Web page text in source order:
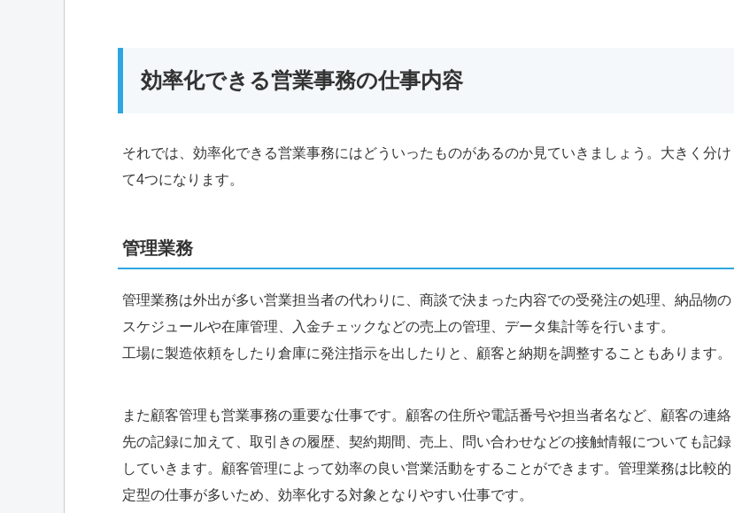
効率化できる営業事務の仕事内容
それでは、効率化できる営業事務にはどういったものがあるのか見ていきましょう。大きく分け
て4つになります。
管理業務
管理業務は外出が多い営業担当者の代わりに、商談で決まった内容での受発注の処理、納品物の
スケジュールや在庫管理、入金チェックなどの売上の管理、データ集計等を行います。
工場に製造依頼をしたり倉庫に発注指示を出したりと、顧客と納期を調整することもあります。
また顧客管理も営業事務の重要な仕事です。顧客の住所や電話番号や担当者名など、顧客の連絡
先の記録に加えて、取引きの履歴、契約期間、売上、問い合わせなどの接触情報についても記録
していきます。顧客管理によって効率の良い営業活動をすることができます。管理業務は比較的
定型の仕事が多いため、効率化する対象となりやすい仕事です。